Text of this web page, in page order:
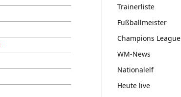
Trainerliste
Fußballmeister
Champions League
WM-News
Nationalelf
Heute live